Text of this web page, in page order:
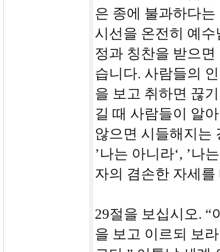
은 종에 불과하다
시선을 온전히 예
정과 칭찬을 받으
습니다. 사람들의
을 보고 취하면 끊
길 때 사람들이 알
않으면 시들해지는
’나는 아니라‘, ’나
자의 겸손한 자세
29절을 보십시오. “
을 보고 이르되 보